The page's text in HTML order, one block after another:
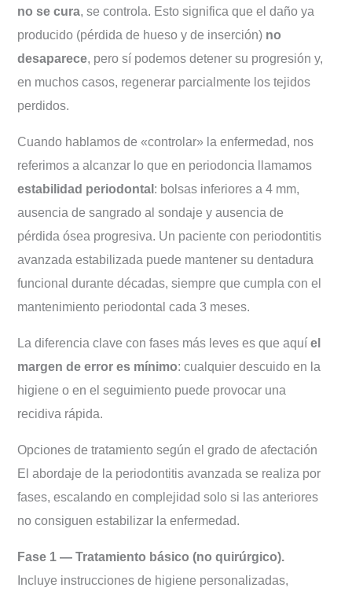
no se cura, se controla. Esto significa que el daño ya
producido (pérdida de hueso y de inserción) no
desaparece, pero sí podemos detener su progresión y,
en muchos casos, regenerar parcialmente los tejidos
perdidos.
Cuando hablamos de «controlar» la enfermedad, nos
referimos a alcanzar lo que en periodoncia llamamos
estabilidad periodontal: bolsas inferiores a 4 mm,
ausencia de sangrado al sondaje y ausencia de
pérdida ósea progresiva. Un paciente con periodontitis
avanzada estabilizada puede mantener su dentadura
funcional durante décadas, siempre que cumpla con el
mantenimiento periodontal cada 3 meses.
La diferencia clave con fases más leves es que aquíel
margen de error es mínimo: cualquier descuido en la
higiene o en el seguimiento puede provocar una
recidiva rápida.
Opciones de tratamiento según el grado de afectación
El abordaje de la periodontitis avanzada se realiza por
fases, escalando en complejidad solo si las anteriores
no consiguen estabilizar la enfermedad.
Fase 1 — Tratamiento básico (no quirúrgico).
Incluye instrucciones de higiene personalizadas,